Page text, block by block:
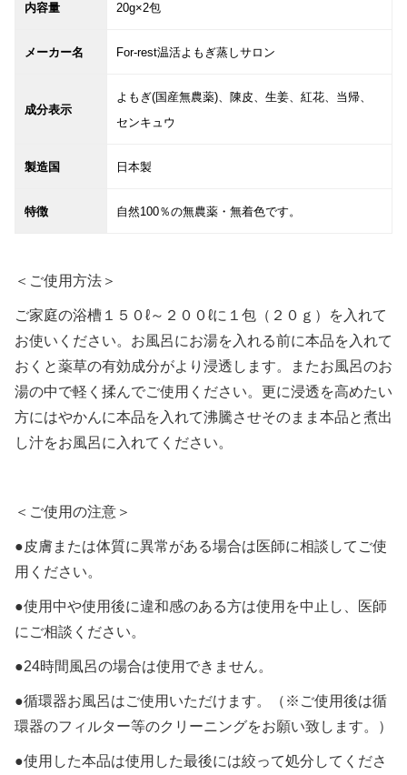
内容量 20g×2包
メーカー名 For-rest温活よもぎ蒸しサロン
成分表示
よもぎ(国産無農薬)、陳皮、生姜、紅花、当帰、
センキュウ
製造国 日本製
特徴 自然100％の無農薬・無着色です。
＜ご使用方法＞
ご家庭の浴槽１５０ℓ～２００ℓに１包（２０ｇ）を入れて
お使いください。お風呂にお湯を入れる前に本品を入れて
おくと薬草の有効成分がより浸透します。またお風呂のお
湯の中で軽く揉んでご使用ください。更に浸透を高めたい
方にはやかんに本品を入れて沸騰させそのまま本品と煮出
し汁をお風呂に入れてください。
＜ご使用の注意＞
●皮膚または体質に異常がある場合は医師に相談してご使
用ください。
●使用中や使用後に違和感のある方は使用を中止し、医師
にご相談ください。
●24時間風呂の場合は使用できません。
●循環器お風呂はご使用いただけます。（※ご使用後は循
環器のフィルター等のクリーニングをお願い致します。）
●使用した本品は使用した最後には絞って処分してくださ